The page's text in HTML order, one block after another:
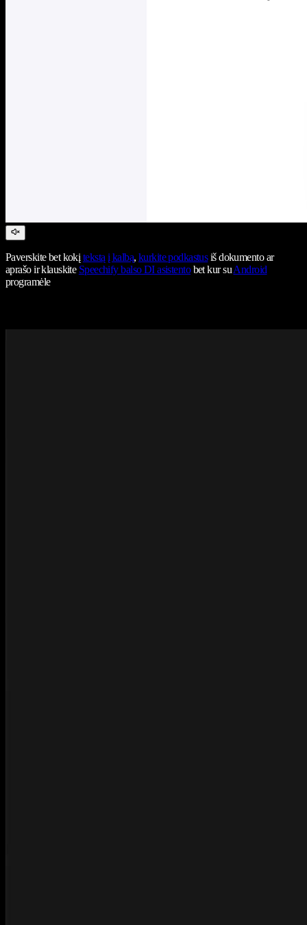
Paverskite bet kokįtekstą į kalbą, kurkite podkastusiš dokumento ar
aprašo ir klauskite Speechify balso DI asistentobet kur suAndroid
programėle